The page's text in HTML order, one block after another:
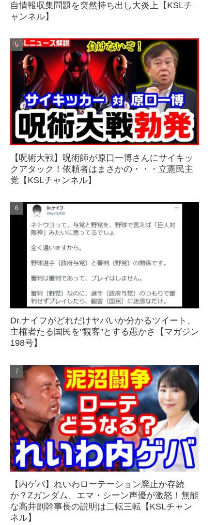
自情報収集問題を突然持ち出し大炎上【KSLチ
ャンネル】
【呪術大戦】呪術師が原口一博さんにサイキッ
クアタック！依頼者はまさかの・・・立憲民主
党【KSLチャンネル】
Dr.ナイフがどれだけヤバいか分かるツイート、
主権者たる国民を"観客"とする愚かさ【マガジン
198号】
【内ゲバ】れいわローテーション廃止か存続
か？Zガンダム、エマ・シーン声優が激怒！無能
な高井副幹事長の説明は二転三転【KSLチャン
ネル】